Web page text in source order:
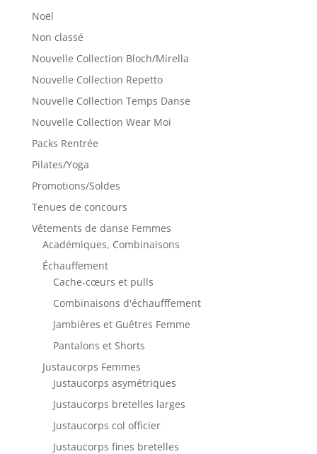
Noël
Non classé
Nouvelle Collection Bloch/Mirella
Nouvelle Collection Repetto
Nouvelle Collection Temps Danse
Nouvelle Collection Wear Moi
Packs Rentrée
Pilates/Yoga
Promotions/Soldes
Tenues de concours
Vêtements de danse Femmes
Académiques, Combinaisons
Échauffement
Cache-cœurs et pulls
Combinaisons d'échaufffement
Jambières et Guêtres Femme
Pantalons et Shorts
Justaucorps Femmes
Justaucorps asymétriques
Justaucorps bretelles larges
Justaucorps col officier
Justaucorps fines bretelles